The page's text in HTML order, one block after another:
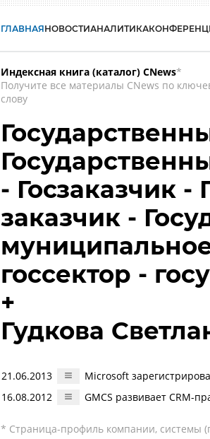
ГЛАВНАЯНОВОСТИАНАЛИТИКА
Индексная книга (каталог) CNews*
Получите все материалы CNews по
слову
- Госзаказчик -
заказчик -
госсектор -
+
Гудкова
21.06.2013
Microsoft
16.08.2012
GMCS развивает CRM-
* Страница-профиль компании, системы